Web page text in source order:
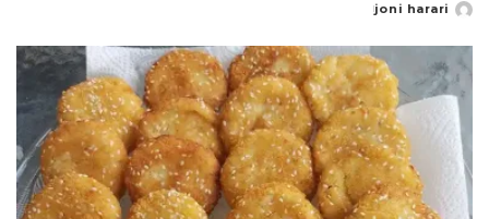
Posted
joni harari